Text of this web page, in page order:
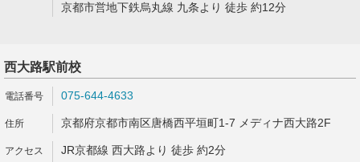
京都市営地下鉄烏丸線 九条より 徒歩 約12分
西大路駅前校
075-644-4633
京都府京都市南区唐橋西平垣町1-7 メディナ西大路2F
JR京都線 西大路より 徒歩 約2分